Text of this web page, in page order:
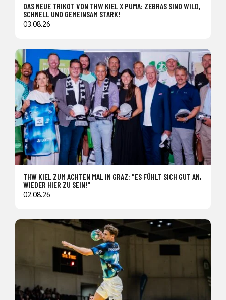
DAS NEUE TRIKOT VON THW KIEL X PUMA: ZEBRAS SIND WILD,
SCHNELL UND GEMEINSAM STARK!
03.08.26
THW KIEL ZUM ACHTEN MAL IN GRAZ: "ES FÜHLT SICH GUT AN,
WIEDER HIER ZU SEIN!"
02.08.26